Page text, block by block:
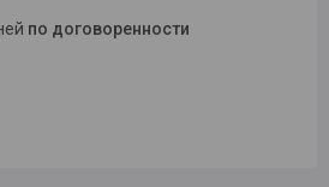
по договоренности